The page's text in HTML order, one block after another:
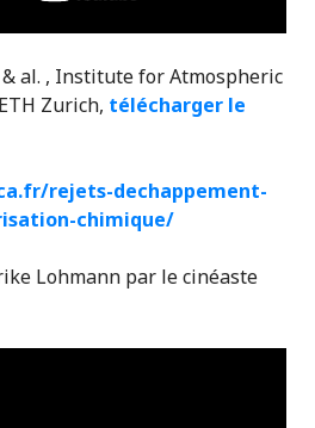
al. , Institute for Atmospheric
Zurich, télécharger le
rejets-dechappement-
chimique/
Lohmann par le cinéaste